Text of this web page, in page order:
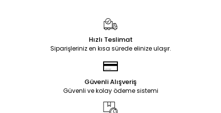
Hızlı Teslimat
Siparişleriniz en kısa sürede elinize ulaşır.
Güvenli Alışveriş
Güvenli ve kolay ödeme sistemi